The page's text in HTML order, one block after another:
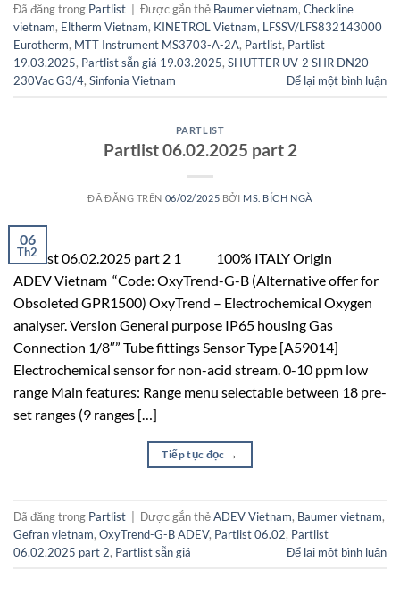
Đã đăng trong Partlist Được gắn thẻ Baumer vietnam, Checkline
vietnam, Eltherm Vietnam, KINETROL Vietnam, LFSSV/LFS832143000
Eurotherm, MTT Instrument MS3703-A-2A, Partlist, Partlist
19.03.2025, Partlist sẵn giá 19.03.2025, SHUTTER UV-2 SHR DN20
230Vac G3/4, Sinfonia Vietnam Để lại một bình luận
PARTLIST
Partlist 06.02.2025 part 2
ĐÃ ĐĂNG TRÊN 06/02/2025 BỞI MS. BÍCH NGÀ
06
Th2
Partlist 06.02.2025 part 2 1 100% ITALY Origin
ADEV Vietnam “Code: OxyTrend-G-B (Alternative offer for
Obsoleted GPR1500) OxyTrend – Electrochemical Oxygen
analyser. Version General purpose IP65 housing Gas
Connection 1/8″” Tube fittings Sensor Type [A59014]
Electrochemical sensor for non-acid stream. 0-10 ppm low
range Main features: Range menu selectable between 18 pre-
set ranges (9 ranges […]
Tiếp tục đọc →
Đã đăng trong Partlist Được gắn thẻADEV Vietnam, Baumer vietnam,
Gefran vietnam, OxyTrend-G-B ADEV, Partlist 06.02, Partlist
06.02.2025 part 2, Partlist sẵn giá Để lại một bình luận